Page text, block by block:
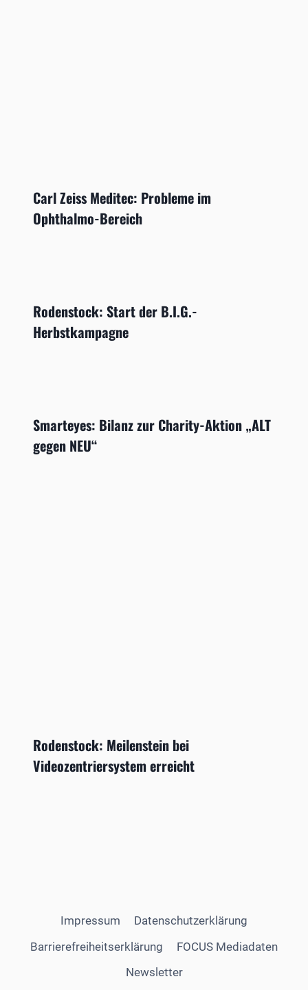
Carl Zeiss Meditec: Probleme im
Ophthalmo-Bereich
Rodenstock: Start der B.I.G.-
Herbstkampagne
Smarteyes: Bilanz zur Charity-Aktion „ALT
gegen NEU“
Rodenstock: Meilenstein bei
Videozentriersystem erreicht
Impressum
Datenschutzerklärung
Barrierefreiheitserklärung
FOCUS Mediadaten
Newsletter